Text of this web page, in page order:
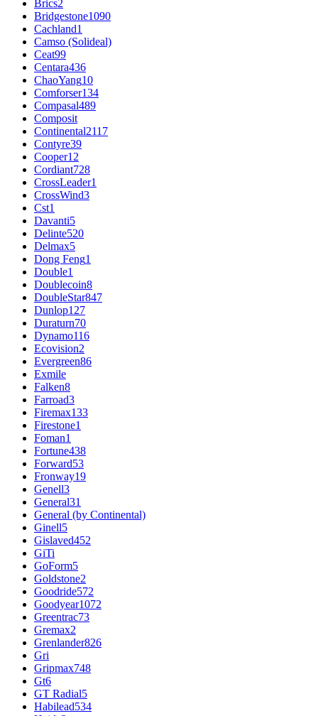
Brics2
Bridgestone1090
Cachland1
Camso (Solideal)
Ceat99
Centara436
ChaoYang10
Comforser134
Compasal489
Composit
Continental2117
Contyre39
Cooper12
Cordiant728
CrossLeader1
CrossWind3
Cst1
Davanti5
Delinte520
Delmax5
Dong Feng1
Double1
Doublecoin8
DoubleStar847
Dunlop127
Duraturn70
Dynamo116
Ecovision2
Evergreen86
Exmile
Falken8
Farroad3
Firemax133
Firestone1
Foman1
Fortune438
Forward53
Fronway19
Genell3
General31
General (by Continental)
Ginell5
Gislaved452
GiTi
GoForm5
Goldstone2
Goodride572
Goodyear1072
Greentrac73
Gremax2
Grenlander826
Gri
Gripmax748
Gt6
GT Radial5
Habilead534